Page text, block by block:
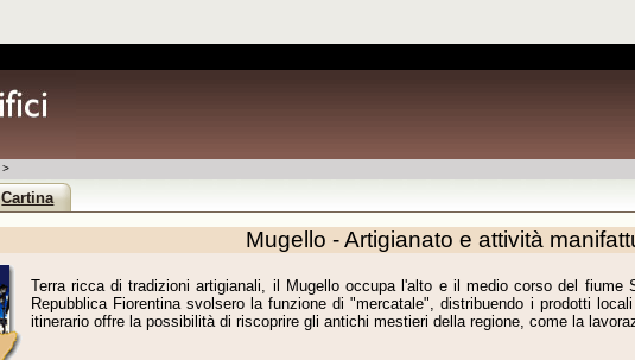
>
Cartina
Mugello - Artigianato e attività
Terra ricca di tradizioni artigianali, il Mugello occupa l'alto e il medio corso del
Repubblica Fiorentina svolsero la funzione di "mercatale", distribuendo i prodotti
itinerario offre la possibilità di riscoprire gli antichi mestieri della regione, come la